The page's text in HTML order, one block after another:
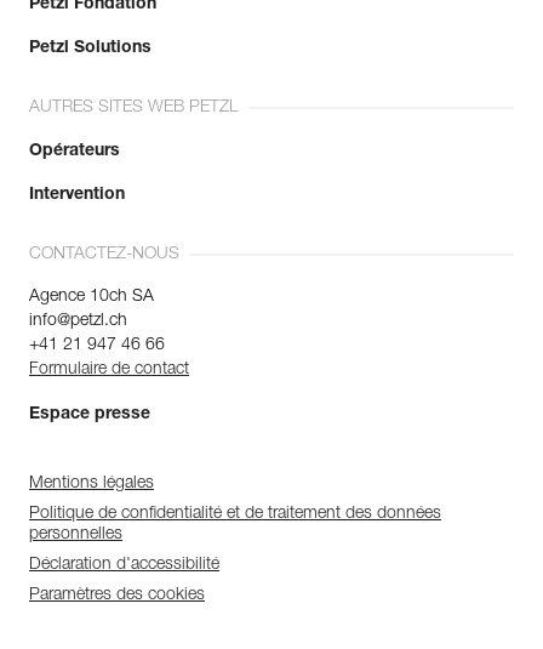
Petzl Fondation
Petzl Solutions
AUTRES SITES WEB PETZL
Opérateurs
Intervention
CONTACTEZ-NOUS
Agence 10ch SA
info@petzl.ch
+41 21 947 46 66
Formulaire de contact
Espace presse
Mentions légales
Politique de confidentialité et de traitement des données
personnelles
Déclaration d'accessibilité
Paramètres des cookies